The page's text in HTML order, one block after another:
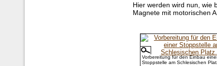
Hier werden wird nun, wie
Magnete mit motorischen
Vorbereitung für den Einbau
Stoppstelle am Schlesischen